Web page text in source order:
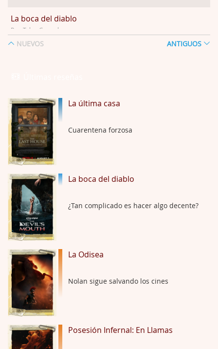
La boca del diablo
Por: Talan Gwynek
La Odisea
Por: Draghann
No sé si entrar en polémicas con respect …
Trance
Por: Luar
El señor de las moscas
Por: Luar
Hungry
Por: Croc
Las 10 películas gore de Almas Oscuras
Por: JORDI CRUYFF
Possession
Por: Chupasangre
NUEVOS ANTIGUOS
La última casa
Cuarentena forzosa
La boca del diablo
¿Tan complicado es hacer algo decente?
La Odisea
Nolan sigue salvando los cines
Posesión Infernal: En Llamas